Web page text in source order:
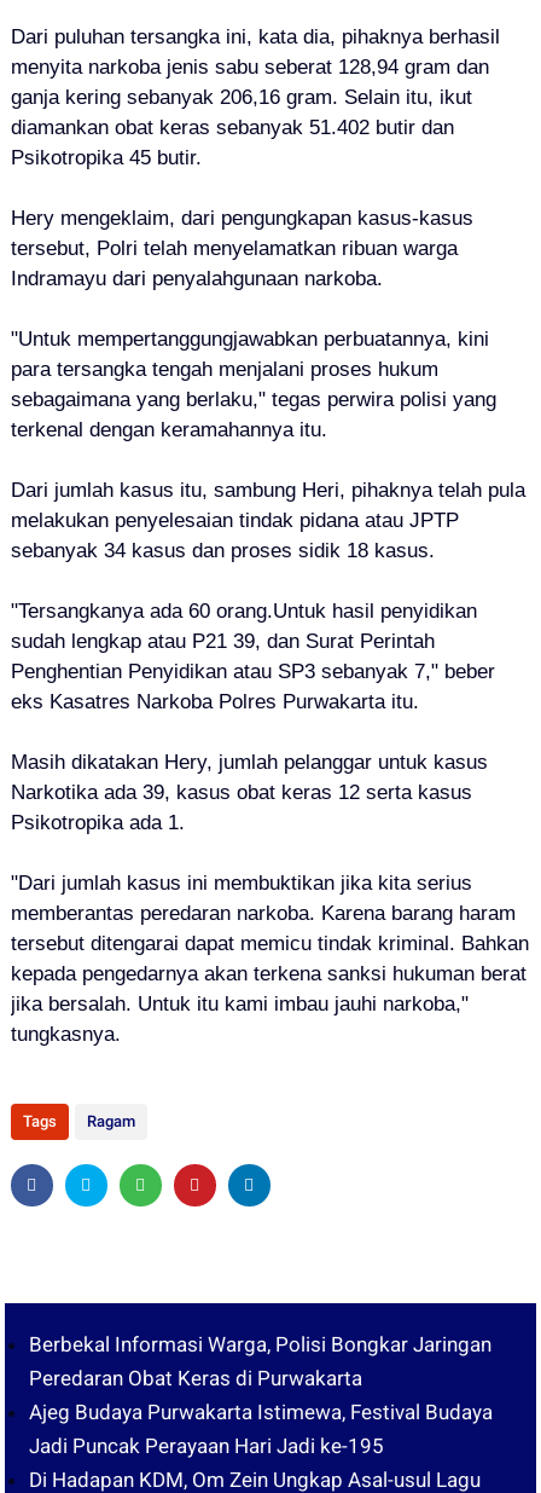
Dari puluhan tersangka ini, kata dia, pihaknya berhasil
menyita narkoba jenis sabu seberat 128,94 gram dan
ganja kering sebanyak 206,16 gram. Selain itu, ikut
diamankan obat keras sebanyak 51.402 butir dan
Psikotropika 45 butir.
Hery mengeklaim, dari pengungkapan kasus-kasus
tersebut, Polri telah menyelamatkan ribuan warga
Indramayu dari penyalahgunaan narkoba.
"Untuk mempertanggungjawabkan perbuatannya, kini
para tersangka tengah menjalani proses hukum
sebagaimana yang berlaku," tegas perwira polisi yang
terkenal dengan keramahannya itu.
Dari jumlah kasus itu, sambung Heri, pihaknya telah pula
melakukan penyelesaian tindak pidana atau JPTP
sebanyak 34 kasus dan proses sidik 18 kasus.
"Tersangkanya ada 60 orang.Untuk hasil penyidikan
sudah lengkap atau P21 39, dan Surat Perintah
Penghentian Penyidikan atau SP3 sebanyak 7," beber
eks Kasatres Narkoba Polres Purwakarta itu.
Masih dikatakan Hery, jumlah pelanggar untuk kasus
Narkotika ada 39, kasus obat keras 12 serta kasus
Psikotropika ada 1.
"Dari jumlah kasus ini membuktikan jika kita serius
memberantas peredaran narkoba. Karena barang haram
tersebut ditengarai dapat memicu tindak kriminal. Bahkan
kepada pengedarnya akan terkena sanksi hukuman berat
jika bersalah. Untuk itu kami imbau jauhi narkoba,"
tungkasnya.
Tags Ragam
Berbekal Informasi Warga, Polisi Bongkar Jaringan
Peredaran Obat Keras di Purwakarta
Ajeg Budaya Purwakarta Istimewa, Festival Budaya
Jadi Puncak Perayaan Hari Jadi ke-195
Di Hadapan KDM, Om Zein Ungkap Asal-usul Lagu